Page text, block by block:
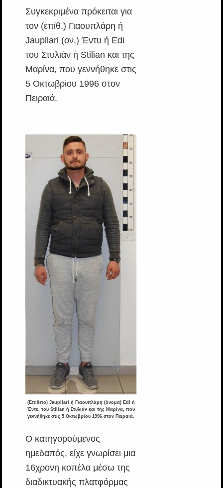
Συγκεκριμένα πρόκειται για
τον (επίθ.) Γιαουπλάρη ή
Jaupllari (ον.) Έντυ ή Edi
του Στυλιάν ή Stilian και της
Μαρίνα, που γεννήθηκε στις
5 Οκτωβρίου 1996 στον
Πειραιά.
(Επίθετο) Jaupllari ή Γιαουπλάρη (όνομα) Edi ή
Έντυ, του Stilian ή Στυλιάν και της Μαρίνα, που
γεννήθηκε στις 5 Οκτωβρίου 1996 στον Πειραιά.
Ο κατηγορούμενος
ημεδαπός, είχε γνωρίσει μια
16χρονη κοπέλα μέσω της
διαδικτυακής πλατφόρμας